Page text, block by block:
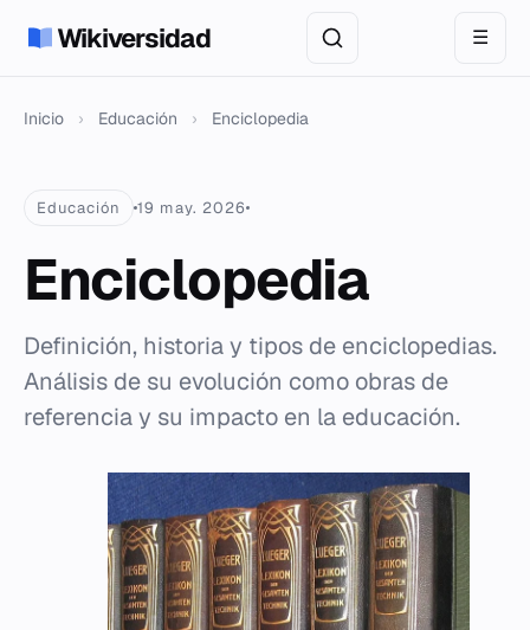
Wikiversidad ☰
Inicio › Educación › Enciclopedia
Educación 19 may. 2026
Enciclopedia
Definición, historia y tipos de enciclopedias.
Análisis de su evolución como obras de
referencia y su impacto en la educación.